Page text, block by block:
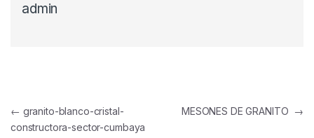
admin
← granito-blanco-cristal-
constructora-sector-cumbaya
MESONES DE GRANITO →